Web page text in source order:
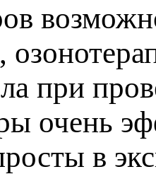
при
очень
в